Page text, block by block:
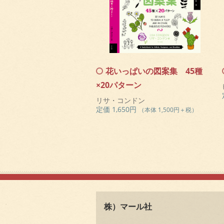
花いっぱいの図案集 45種
×20パターン
リサ・コンドン
定価 1,650円
（本体 1,500円＋税）
株）マール社